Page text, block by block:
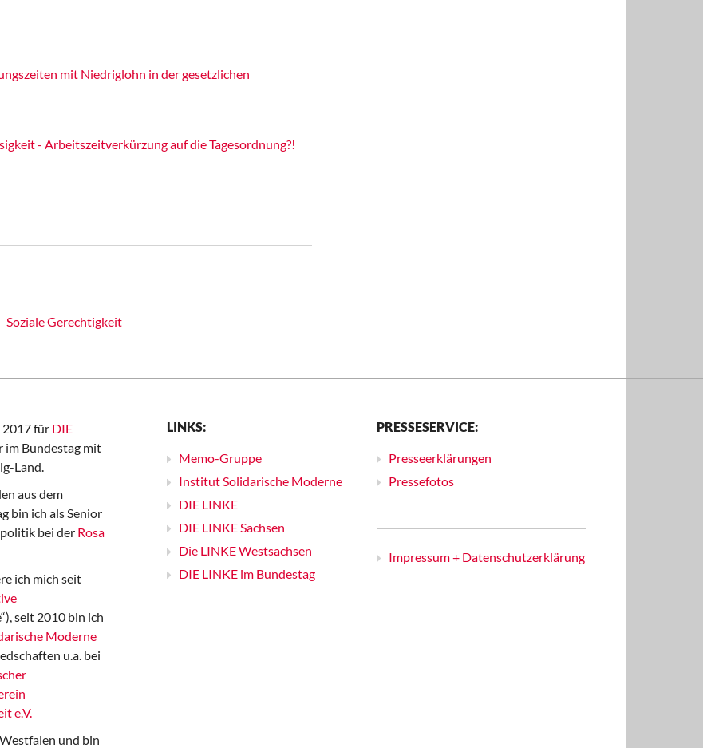
mit Niedriglohn in der gesetzlichen
- Arbeitszeitverkürzung auf die Tagesordnung?!
Soziale Gerechtigkeit
2017 für DIE
im Bundestag mit
Land.
aus dem
bin ich als Senior
bei der Rosa
ich mich seit
seit 2010 bin ich
Moderne
u.a. bei
e.V.
und bin
LINKS:
Memo-Gruppe
Institut Solidarische Moderne
DIE LINKE
DIE LINKE Sachsen
Die LINKE Westsachsen
DIE LINKE im Bundestag
PRESSESERVICE:
Presseerklärungen
Pressefotos
Impressum + Datenschutzerklärung